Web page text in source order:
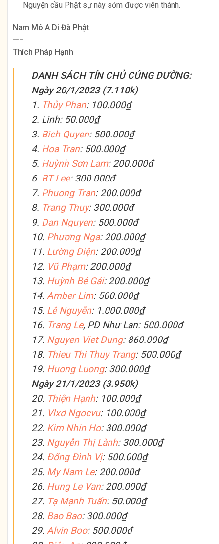
Nguyện cầu Phật sự này sớm được viên thành.
Nam Mô A Di Đà Phật
—–
Thích Pháp Hạnh
DANH SÁCH TÍN CHỦ CÚNG DƯỜNG:
Ngày 20/1/2023 (7.110k)
1. Thủy Phan: 100.000₫
2. Linh: 50.000₫
3. Bich Quyen: 500.000₫
4. Hoa Tran: 500.000₫
5. Huỳnh Sơn Lam: 200.000đ
6. BT Lee: 300.000đ
7. Phuong Tran: 200.000đ
8. Trang Thuy: 300.000đ
9. Dan Nguyen: 500.000đ
10. Phương Nga: 200.000₫
11. Lường Diện: 200.000₫
12. Vũ Phạm: 200.000₫
13. Huỳnh Bé Gái: 200.000₫
14. Amber Lim: 500.000₫
15. Lê Nguyễn: 1.000.000₫
16. Trang Le, PD Như Lan: 500.000đ
17. Nguyen Viet Dung: 860.000₫
18. Thieu Thi Thuy Trang: 500.000₫
19. Huong Luong: 300.000₫
Ngày 21/1/2023 (3.950k)
20. Thiện Hạnh: 100.000₫
21. Vlxd Ngocvu: 100.000₫
22. Kim Nhin Ho: 300.000₫
23. Nguyễn Thị Lành: 300.000₫
24. Đổng Đình Vị: 500.000₫
25. My Nam Le: 200.000₫
26. Hung Le Van: 200.000₫
27. Tạ Mạnh Tuấn: 50.000₫
28. Bao Bao: 300.000₫
29. Alvin Boo: 500.000đ